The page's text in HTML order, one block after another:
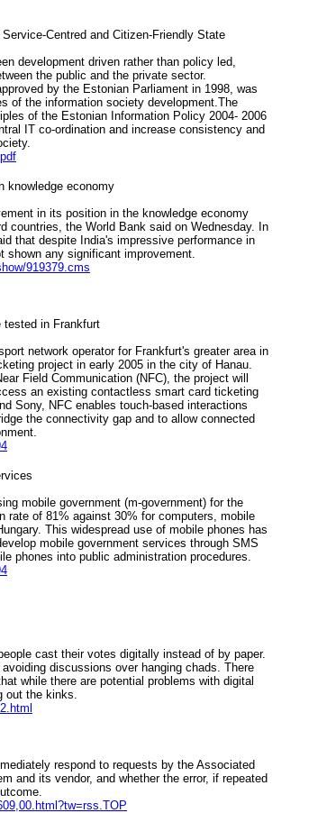
Centred and Citizen-Friendly State
development driven rather than policy led,
the public and the private sector.
by the Estonian Parliament in 1998, was
of the information society development.The
of the Estonian Information Policy 2004- 2006
IT co-ordination and increase consistency and
knowledge economy
in its position in the knowledge economy
countries, the World Bank said on Wednesday. In
that despite India's impressive performance in
any significant improvement.
919379.cms
in Frankfurt
network operator for Frankfurt's greater area in
project in early 2005 in the city of Hanau.
Field Communication (NFC), the project will
an existing contactless smart card ticketing
Sony, NFC enables touch-based interactions
the connectivity gap and to allow connected
mobile government (m-government) for the
rate of 81% against 30% for computers, mobile
This widespread use of mobile phones has
mobile government services through SMS
phones into public administration procedures.
cast their votes digitally instead of by paper.
discussions over hanging chads. There
while there are potential problems with digital
out the kinks.
respond to requests by the Associated
and its vendor, and whether the error, if repeated